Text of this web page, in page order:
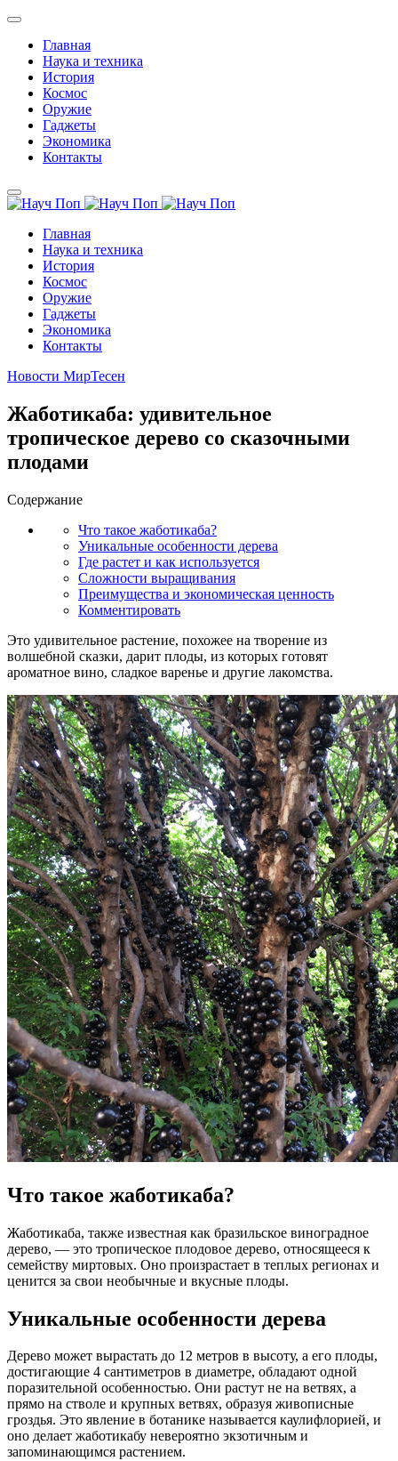
Главная
Наука и техника
История
Космос
Оружие
Гаджеты
Экономика
Контакты
Главная
Наука и техника
История
Космос
Оружие
Гаджеты
Экономика
Контакты
Новости МирТесен
Жаботикаба: удивительное
тропическое дерево со сказочными
плодами
Содержание
Что такое жаботикаба?
Уникальные особенности дерева
Где растет и как используется
Сложности выращивания
Преимущества и экономическая ценность
Комментировать
Это удивительное растение, похожее на творение из
волшебной сказки, дарит плоды, из которых готовят
ароматное вино, сладкое варенье и другие лакомства.
Что такое жаботикаба?
Жаботикаба, также известная как бразильское виноградное
дерево, — это тропическое плодовое дерево, относящееся к
семейству миртовых. Оно произрастает в теплых регионах и
ценится за свои необычные и вкусные плоды.
Уникальные особенности дерева
Дерево может вырастать до 12 метров в высоту, а его плоды,
достигающие 4 сантиметров в диаметре, обладают одной
поразительной особенностью. Они растут не на ветвях, а
прямо на стволе и крупных ветвях, образуя живописные
гроздья. Это явление в ботанике называется каулифлорией, и
оно делает жаботикабу невероятно экзотичным и
запоминающимся растением.